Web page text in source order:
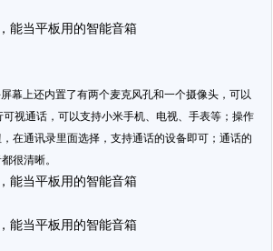
幕上还内置了有两个麦克风孔和一个摄像头，可以
视通话，可以支持小米手机、电视、手表等；操作
在通讯录里面选择，支持通话的设备即可；通话的
很清晰。